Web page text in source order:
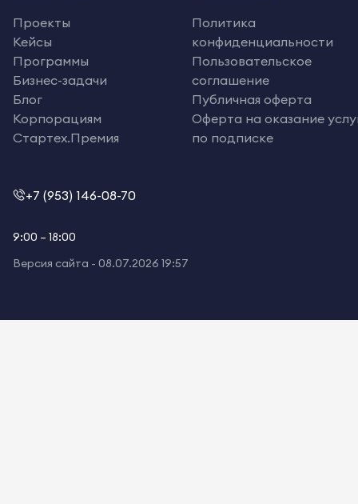
Проекты
Кейсы
Программы
Бизнес-задачи
Блог
Корпорациям
Стартех.Премия
Политика
конфиденциальности
Пользовательское
соглашение
Публичная оферта
Оферта на оказание
по подписке
+7 (953) 146-08-70
9:00 – 18:00
Версия сайта - 08.07.2026 19:57